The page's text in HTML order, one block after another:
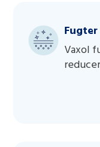
Vaxol